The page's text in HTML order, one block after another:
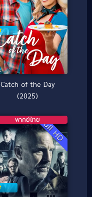
Catch of the Day
(2025)
Full HD
พากย์ไทย